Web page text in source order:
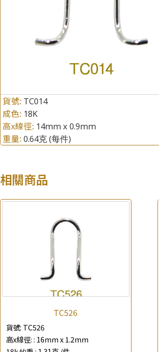
產品查詢
*你的名字
*聯絡電話
查詢以下產品
貨號: TC014
成色: 18K
高x線徑: 14mm x 0.9mm
重量: 0.64克(每件)
相關商品
TC526
貨號: TC526
高x線徑: : 16mm x 1.2mm